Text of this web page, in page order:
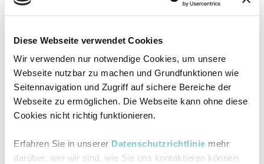
Diese Webseite verwendet Cookies
Wir verwenden nur notwendige Cookies, um unsere
Webseite nutzbar zu machen und Grundfunktionen wie
Seitennavigation und Zugriff auf sichere Bereiche der
Webseite zu ermöglichen. Die Webseite kann ohne diese
Cookies nicht richtig funktionieren.
Erfahren Sie in unserer Datenschutzrichtlinie mehr
darüber, wer wir sind, wie Sie uns kontaktieren können